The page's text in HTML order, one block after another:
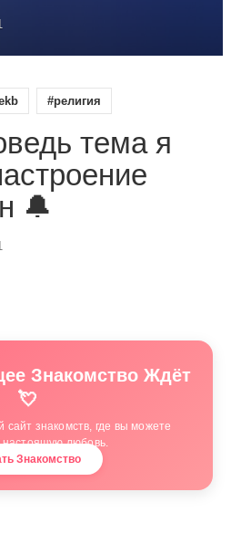
#религия
тема я
🔔
Знакомство Ждёт
💘
знакомств, где вы можете
настоящую любовь.
Знакомство